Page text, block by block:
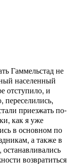
Гаммельстад не
населенный
отступило, и
приезжать по-
как я уже
в основном по
а также в
возвратиться